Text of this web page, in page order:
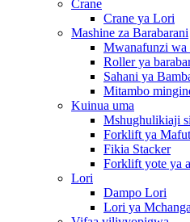
Crane
Crane ya Lori
Mashine za Barabarani
Mwanafunzi wa
Roller ya
Sahani ya
Mitambo
Kuinua uma
Mshughulikiaji
Forklift ya
Fikia Stacker
Forklift yote ya
Lori
Dampo Lori
Lori ya